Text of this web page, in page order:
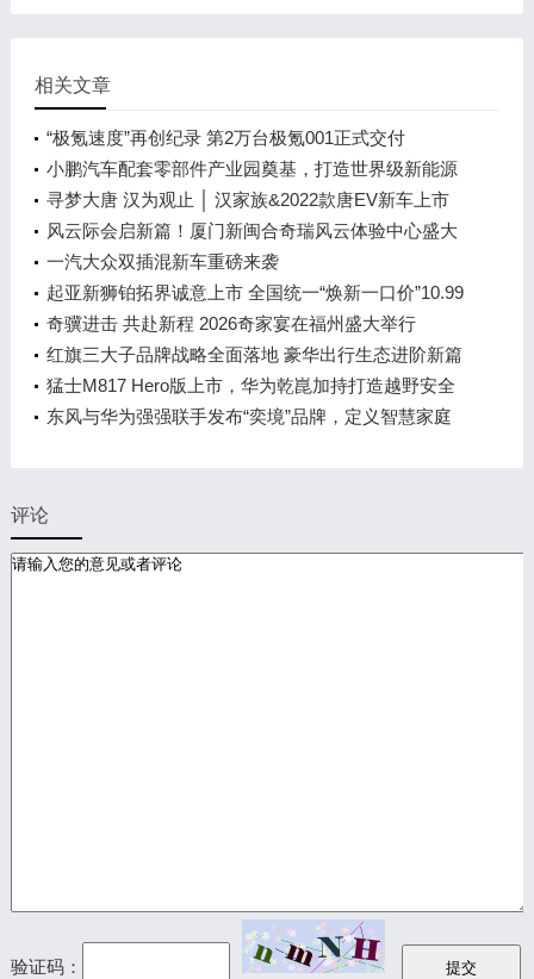
相关文章
“极氪速度”再创纪录 第2万台极氪001正式交付
小鹏汽车配套零部件产业园奠基，打造世界级新能源
智能汽车集群
寻梦大唐 汉为观止 │ 汉家族&2022款唐EV新车上市
发布会，敬请期待！
风云际会启新篇！厦门新闽合奇瑞风云体验中心盛大
开业
一汽大众双插混新车重磅来袭
起亚新狮铂拓界诚意上市 全国统一“焕新一口价”10.99
万元起
奇骥进击 共赴新程 2026奇家宴在福州盛大举行
红旗三大子品牌战略全面落地 豪华出行生态进阶新篇
章
猛士M817 Hero版上市，华为乾崑加持打造越野安全
标杆！
东风与华为强强联手发布“奕境”品牌，定义智慧家庭
评论
验证码：